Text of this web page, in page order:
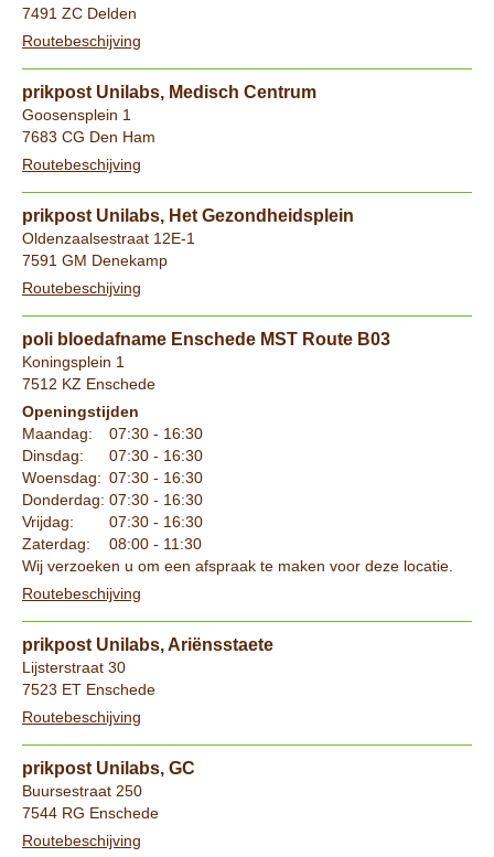
7491 ZC Delden
Routebeschijving
prikpost Unilabs, Medisch Centrum
Goosensplein 1
7683 CG Den Ham
Routebeschijving
prikpost Unilabs, Het Gezondheidsplein
Oldenzaalsestraat 12E-1
7591 GM Denekamp
Routebeschijving
poli bloedafname Enschede MST Route B03
Koningsplein 1
7512 KZ Enschede
Openingstijden
Maandag:
07:30 - 16:30
Dinsdag:
07:30 - 16:30
Woensdag: 07:30 - 16:30
Donderdag: 07:30 - 16:30
Vrijdag:
07:30 - 16:30
Zaterdag:
08:00 - 11:30
Wij verzoeken u om een afspraak te maken voor deze locatie.
Routebeschijving
prikpost Unilabs, Ariënsstaete
Lijsterstraat 30
7523 ET Enschede
Routebeschijving
prikpost Unilabs, GC
Buursestraat 250
7544 RG Enschede
Routebeschijving